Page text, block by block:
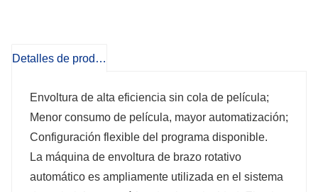
opción para el embalaje de almacenamiento de
Detalles de producto
Envoltura de alta eficiencia sin cola de película;
Menor consumo de película, mayor automatización;
Configuración flexible del programa disponible.
La máquina de envoltura de brazo rotativo
automático es ampliamente utilizada en el sistema